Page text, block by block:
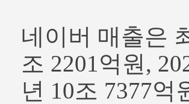
네이버 매출은
조 2201억원,
년 10조 7377억